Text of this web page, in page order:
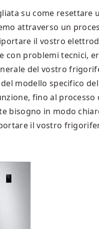
su come resettare
attraverso un
il vostro
con problemi tecnici,
del vostro
modello specifico
fino al
bisogno in modo
il vostro